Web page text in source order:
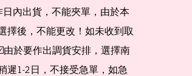
內出貨，不能夾單，由於本
擇後，不能更改！如未收到取
於要作出調貨安排，選擇南
遲1-2日，不接受急單，如急